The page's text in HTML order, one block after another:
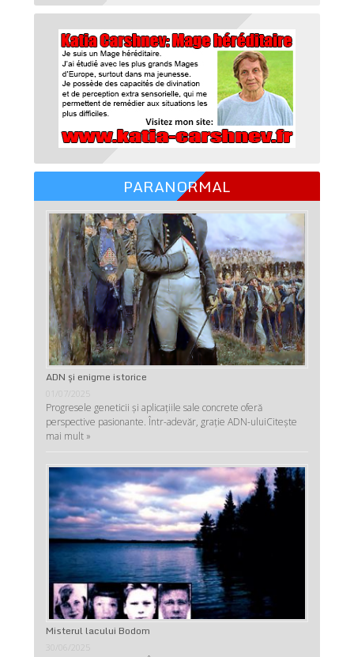
PARANORMAL
ADN şi enigme istorice
01/07/2025
Progresele geneticii şi aplicaţiile sale concrete oferă
perspective pasionante. Într-adevăr, graţie ADN-uluiCitește
mai mult »
Misterul lacului Bodom